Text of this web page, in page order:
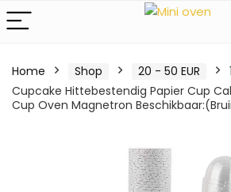
Home Shop 20 - 50 EUR
Cupcake Hittebestendig Papier Cup
Cup Oven Magnetron